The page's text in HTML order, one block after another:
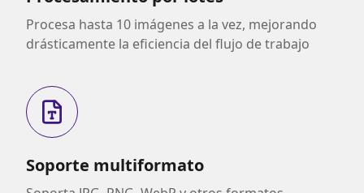
Procesa hasta 10 imágenes a la vez, mejorando
drásticamente la eficiencia del flujo de trabajo
Soporte multiformato